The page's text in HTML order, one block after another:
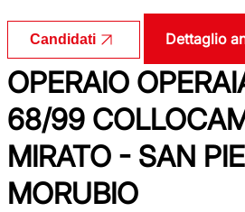
Candidati Dettaglio
OPERAIO
68/99
MIRATO - SAN
MORUBIO